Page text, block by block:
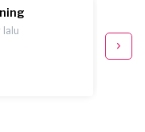
lalu Bekasi